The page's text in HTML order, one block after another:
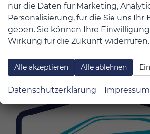
Führerschein der
Klasse B
nur die Daten für Marketing,
Personalisierung, für die Sie uns Ihr
geben. Sie können Ihre
Wirkung für die Zukunft widerrufen.
Alle akzeptieren Alle ablehnen
Datenschutzerklärung Impressum